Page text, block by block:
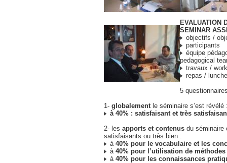
EVALUATION
SEMINAR
objectifs /
participants
équipe
pedagogical
travaux /
repas /
5
1- globalementle séminaire s’est révélé
à 40% : satisfaisant et très
2- les apports et contenus du séminaire
satisfaisants ou très bien :
à 40% pour le vocabulaire et les
à 40% pour l’utilisation de
à 40% pour les connaissances